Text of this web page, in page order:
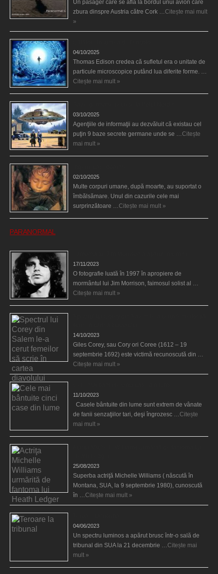
Un pasager care se afla la bordul unui avion care
zbura dinspre Austria către Cork …Citește mai mult
»
04/10/2025
Thomas Edison credea că sufletul era o unitate de
particule microscopice putând lua diferite forme. …
Citește mai mult »
03/10/2025
Agenţiile de informaţii au dezvăluit că existau cel
puţin 9 baze secrete germane unde se …Citește
mai mult »
02/10/2025
Multe corpuri umane, după moarte, au suportat o
îmbălsămare. Unul din cazurile cele mai
surprinzătoare …Citește mai mult »
PARANORMAL
17/11/2023
O fotografie luată în 1997 în apropiere de
mormântul lui Jim Morrison, faimosul solist al …
Citește mai mult »
14/10/2023
Giles Corey, sau Cory ori Coree (1612 – 19
septembrie 1692) este victimă recunoscută din …
Citește mai mult »
11/10/2023
Casele bântuite din lume sunt extrem de vânate
de fanii senzaţiilor tari, deşi îngrozesc …Citește
mai mult »
25/08/2023
Superba actriţă Michelle Williams ( născută în
Montana, SUA, la 9 septembrie 1980), cunoscută
în …Citește mai mult »
04/06/2023
Un spectru luminos a apărut brusc într-o sală de
tribunal din SUA la 21 decembrie …Citește mai
mult »